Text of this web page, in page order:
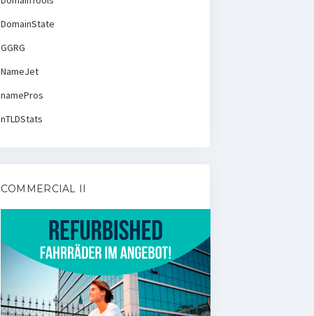
DomainState
GGRG
NameJet
namePros
nTLDStats
COMMERCIAL II